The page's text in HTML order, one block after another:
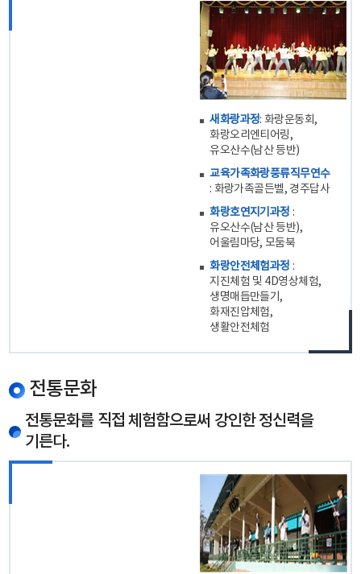
새화랑과정: 화랑운동회,
화랑오리엔티어링,
유오산수(남산 등반)
교육가족화랑풍류직무연수
: 화랑가족골든벨, 경주답사
화랑호연지기과정 :
유오산수(남산 등반),
어울림마당, 모둠북
화랑안전체험과정 :
지진체험 및 4D영상체험,
생명매듭만들기,
화재진압체험,
생활안전체험
전통문화
전통문화를 직접 체험함으로써 강인한 정신력을
기른다.